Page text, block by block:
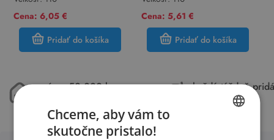
Cena: 6,05 €
Pridať do košíka
Cena: 5,61 €
Pridať do košíka
máme 50.000 kusov každý týždeň
15.000 kúskov
Chceme, aby vám to
skutočne pristalo!